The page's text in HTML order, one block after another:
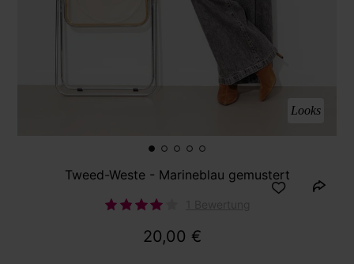
Looks
Tweed-Weste - Marineblau gemustert
20,00 €